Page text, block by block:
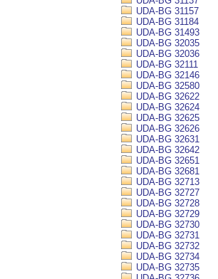
UDA-BG 31157
UDA-BG 31184
UDA-BG 31493
UDA-BG 32035
UDA-BG 32036
UDA-BG 32111
UDA-BG 32146
UDA-BG 32580
UDA-BG 32622
UDA-BG 32624
UDA-BG 32625
UDA-BG 32626
UDA-BG 32631
UDA-BG 32642
UDA-BG 32651
UDA-BG 32681
UDA-BG 32713
UDA-BG 32727
UDA-BG 32728
UDA-BG 32729
UDA-BG 32730
UDA-BG 32731
UDA-BG 32732
UDA-BG 32734
UDA-BG 32735